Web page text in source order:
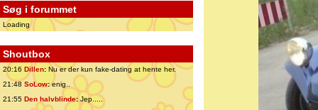
Søg i forummet
Loading
Shoutbox
20:16 Dillen: Nu er der kun fake-dating at hente her.
21:48 SoLow:enig..
21:55 Den halvblinde:Jep.....